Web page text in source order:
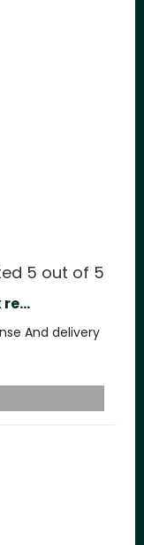
5 out of 5
And delivery